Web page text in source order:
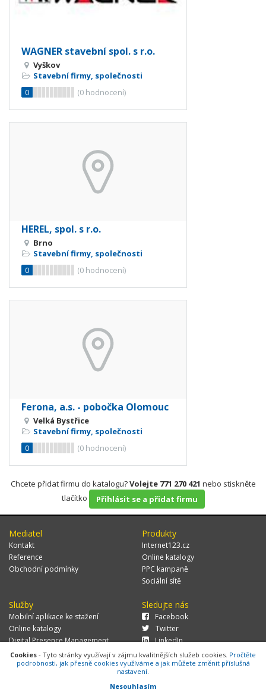
WAGNER stavební spol. s r.o.
Vyškov
Stavební firmy, společnosti
0
(0 hodnocení)
HEREL, spol. s r.o.
Brno
Stavební firmy, společnosti
0
(0 hodnocení)
Ferona, a.s. - pobočka Olomouc
Velká Bystřice
Stavební firmy, společnosti
0
(0 hodnocení)
Chcete přidat firmu do katalogu?Volejte 771 270 421 nebo stiskněte
tlačítko
Přihlásit se a přidat firmu
Mediatel
Kontakt
Reference
Obchodní podmínky
Produkty
Internet123.cz
Online katalogy
PPC kampaně
Sociální sítě
Služby
Mobilní aplikace ke stažení
Online katalogy
Digital Presence Management
Více zákazníků
Sledujte nás
Facebook
Twitter
LinkedIn
© 2026 MEDIATEL CZ, s.r.o.,Za Potokem 46/4, 106 00 Praha 10, tel.:
Cookies - Tyto stránky využívají v zájmu kvalitnějších služeb cookies. Pročtěte
podrobnosti, jak přesně cookies využíváme a jak můžete změnit příslušná
nastavení.
Nesouhlasím